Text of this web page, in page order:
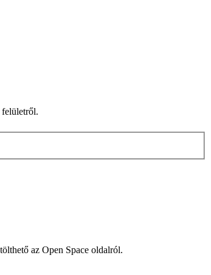
felületről.
az Open Space oldalról.